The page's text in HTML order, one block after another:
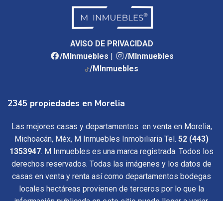
AVISO DE PRIVACIDAD
/MInmuebles
/MInmuebles
/MInmuebles
2345 propiedades en Morelia
Las mejores casas y departamentos en venta en Morelia,
Michoacán, Méx, M Inmuebles Inmobiliaria Tel. 52 (443)
1353947. M Inmuebles es una marca registrada. Todos los
derechos reservados. Todas las imágenes y los datos de
casas en venta y renta así como departamentos bodegas
locales hectáreas provienen de terceros por lo que la